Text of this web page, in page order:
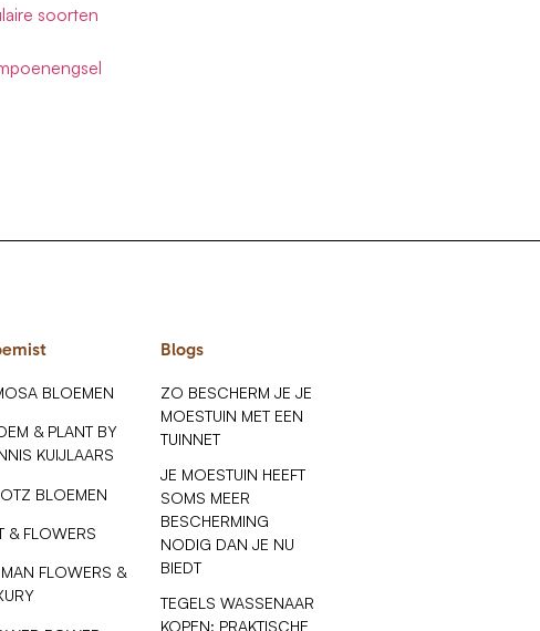
soorten
BLOEMEN
& PLANT BY
KUIJLAARS
BLOEMEN
& FLOWERS
FLOWERS &
Blogs
ZO BESCHERM JE JE
MOESTUIN MET EEN
TUINNET
JE MOESTUIN HEEFT
SOMS MEER
BESCHERMING
NODIG DAN JE NU
BIEDT
TEGELS WASSENAAR
KOPEN: PRAKTISCHE